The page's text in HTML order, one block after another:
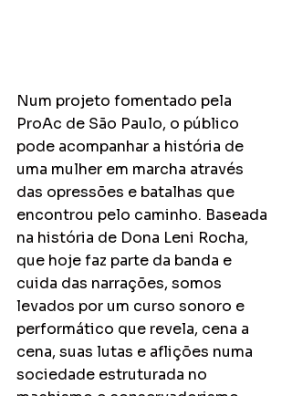
Num projeto fomentado pela
ProAc de São Paulo, o público
pode acompanhar a história de
uma mulher em marcha através
das opressões e batalhas que
encontrou pelo caminho. Baseada
na história de Dona Leni Rocha,
que hoje faz parte da banda e
cuida das narrações, somos
levados por um curso sonoro e
performático que revela, cena a
cena, suas lutas e aflições numa
sociedade estruturada no